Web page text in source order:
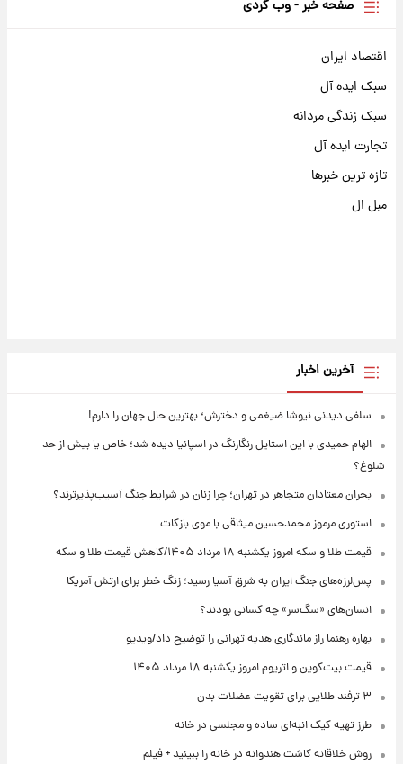
صفحه خبر - وب گردی
اقتصاد ایران
سبک ایده آل
سبک زندگی مردانه
تجارت ایده آل
تازه ترین خبرها
مبل ال
آخرین اخبار
سلفی دیدنی نیوشا ضیغمی و دخترش؛ بهترین حال جهان را دارم!
الهام حمیدی با این استایل رنگارنگ در اسپانیا دیده شد؛ خاص یا بیش از حد
شلوغ؟
بحران معتادان متجاهر در تهران؛ چرا زنان در شرایط جنگ آسیب‌پذیرترند؟
استوری مرموز محمدحسین میثاقی با موی بازکات
قیمت طلا و سکه امروز یکشنبه ۱۸ مرداد ۱۴۰۵/کاهش قیمت طلا و سکه
پس‌لرزه‌های جنگ ایران به شرق آسیا رسید؛ زنگ خطر برای ارتش آمریکا
انسان‌های «سگ‌سر» چه کسانی بودند؟
بهاره رهنما راز ماندگاری هدیه تهرانی را توضیح داد/ویدیو
قیمت بیت‌کوین و اتریوم امروز یکشنبه ۱۸ مرداد ۱۴۰۵
۳ ترفند طلایی برای تقویت عضلات بدن
طرز تهیه کیک انبه‌ای ساده و مجلسی در خانه
روش خلاقانه کاشت هندوانه در خانه را ببینید + فیلم